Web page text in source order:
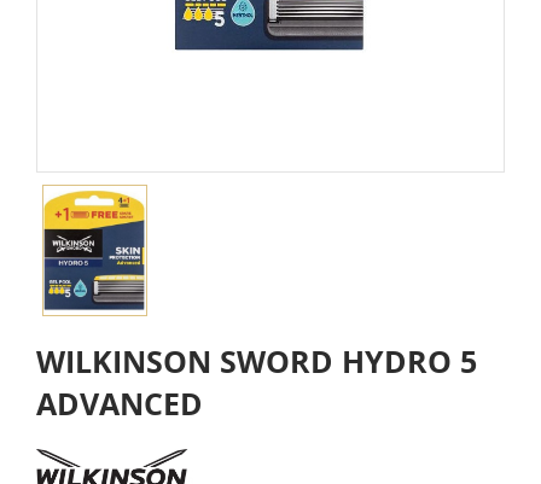
WILKINSON SWORD HYDRO 5
ADVANCED